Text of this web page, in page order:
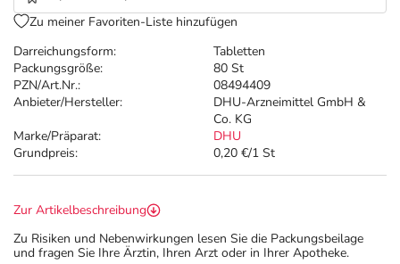
Darreichungsform:
Tabletten
Packungsgröße:
80 St
PZN/Art.Nr.:
08494409
Anbieter/Hersteller:
DHU-Arzneimittel GmbH &
Co. KG
Marke/Präparat:
DHU
Grundpreis:
0,20 €/1 St
Zu meiner Favoriten-Liste hinzufügen
Zur Artikelbeschreibung
Zu Risiken und Nebenwirkungen lesen Sie die Packungsbeilage
und fragen Sie Ihre Ärztin, Ihren Arzt oder in Ihrer Apotheke.